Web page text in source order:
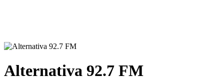
Alternativa 92.7 FM